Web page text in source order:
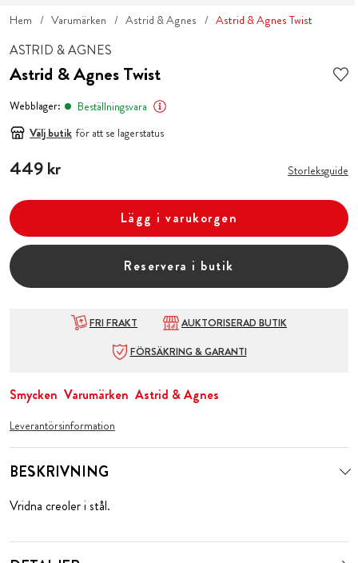
Hem Varumärken Astrid & Agnes Astrid & Agnes Twist
ASTRID & AGNES
Astrid & Agnes Twist
Webblager:
Beställningsvara
Välj butik för att se lagerstatus
Pris:449 kr
449 kr Storleksguide
Lägg i varukorgen
Reservera i butik
FRI FRAKT
AUKTORISERAD BUTIK
FÖRSÄKRING & GARANTI
Smycken Varumärken Astrid & Agnes
Leverantörsinformation
BESKRIVNING
Vridna creoler i stål.